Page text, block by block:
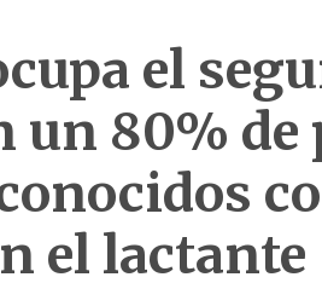
el
un 80%
el lactante